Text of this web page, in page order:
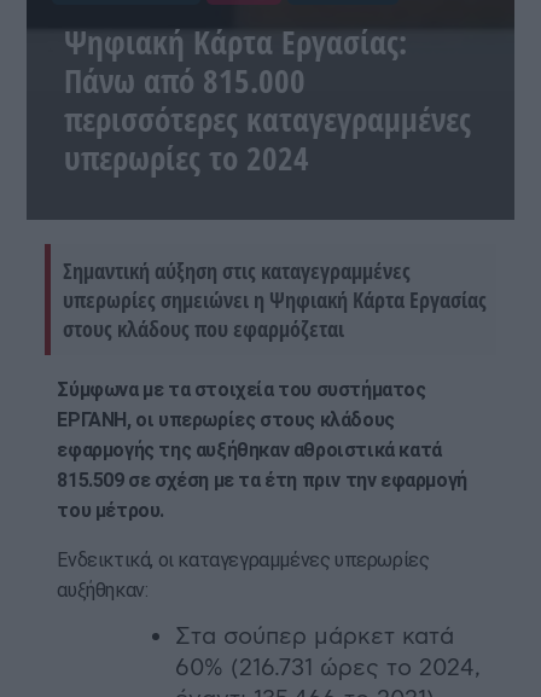
Ψηφιακή Κάρτα Εργασίας:
Πάνω από 815.000
περισσότερες καταγεγραμμένες
υπερωρίες το 2024
Σημαντική αύξηση στις καταγεγραμμένες
υπερωρίες σημειώνει η Ψηφιακή Κάρτα Εργασίας
στους κλάδους που εφαρμόζεται
Σύμφωνα με τα στοιχεία του συστήματος
ΕΡΓΑΝΗ, οι υπερωρίες στους κλάδους
εφαρμογής της αυξήθηκαν αθροιστικά κατά
815.509 σε σχέση με τα έτη πριν την εφαρμογή
του μέτρου.
Ενδεικτικά, οι καταγεγραμμένες υπερωρίες
αυξήθηκαν:
⁠Στα σούπερ μάρκετ κατά
60% (216.731 ώρες το 2024,